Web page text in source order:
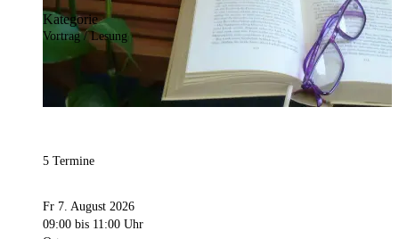
Kategorie
Vortrag / Lesung
5 Termine
Fr 7. August 2026
09:00 bis 11:00 Uhr